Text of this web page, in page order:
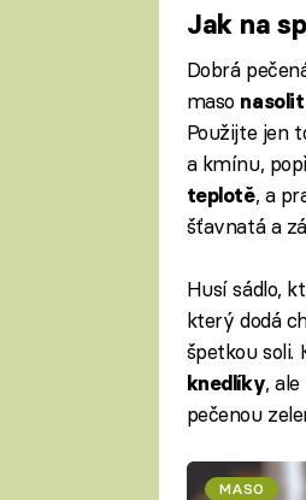
Jak na
Dobrá
maso
Použijte jen
a kmínu,
teplotě, a
šťavnatá a
Husí sádlo,
který dodá
špetkou soli.
knedlíky,
pečenou
MASO